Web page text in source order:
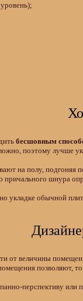
бесшовным
поэтому лучше
на полу,
шнура
укладке обычной
от величины
позволяют,
перспективу или